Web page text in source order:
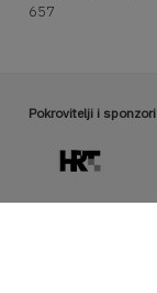
657
Pokrovitelji i sponzori